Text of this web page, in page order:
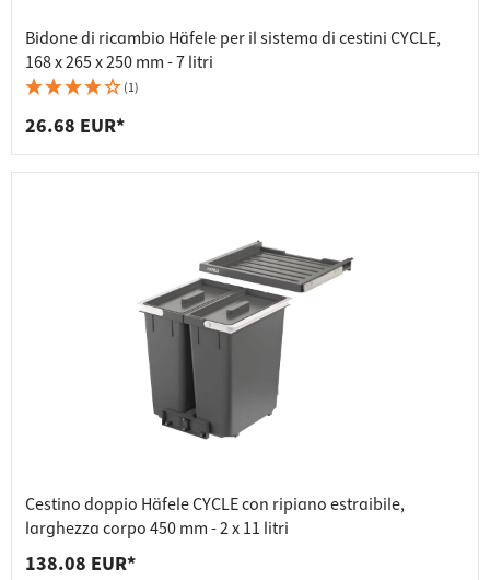
Bidone di ricambio Häfele per il sistema di cestini CYCLE,
168 x 265 x 250 mm - 7 litri
(1)
26.68 EUR*
Cestino doppio Häfele CYCLE con ripiano estraibile,
larghezza corpo 450 mm - 2 x 11 litri
138.08 EUR*